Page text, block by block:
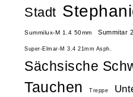
Stadt
Summilux-M 1.4 50mm Summitar
Super-Elmar-M 3.4 21mm Asph.
Sächsische
Tauchen
Treppe